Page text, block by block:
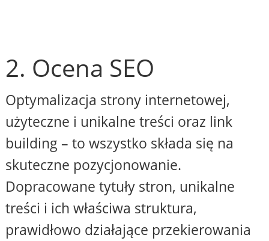
2. Ocena SEO
Optymalizacja strony internetowej,
użyteczne i unikalne treści oraz link
building – to wszystko składa się na
skuteczne pozycjonowanie.
Dopracowane tytuły stron, unikalne
treści i ich właściwa struktura,
prawidłowo działające przekierowania